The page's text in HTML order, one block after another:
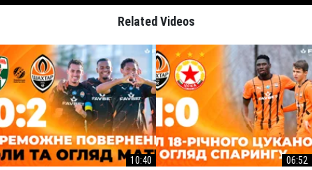
Related Videos
10:40
06:52